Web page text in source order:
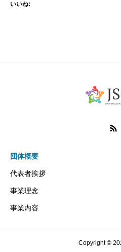
いいね:
団体概要
代表者挨拶
事業理念
事業内容
Copyright ©